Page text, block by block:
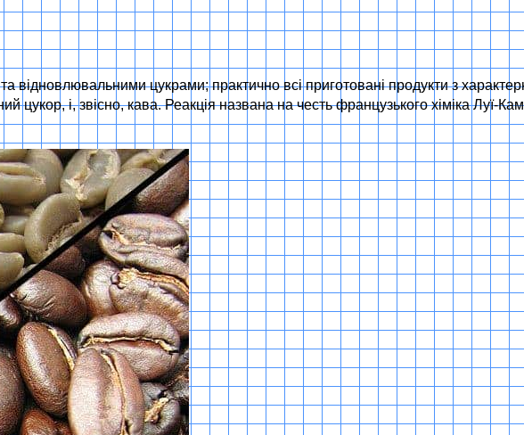
відновлювальними цукрами; практично всі приготовані продукти з
цукор, і, звісно, кава. Реакція названа на честь французького хіміка